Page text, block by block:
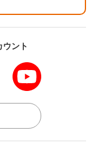
ウント